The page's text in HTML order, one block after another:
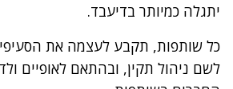
יתגלה כמיותר בדיעבד.
כל שותפות, תקבע לעצמה את
לשם ניהול תקין, ובהתאם לאופיים